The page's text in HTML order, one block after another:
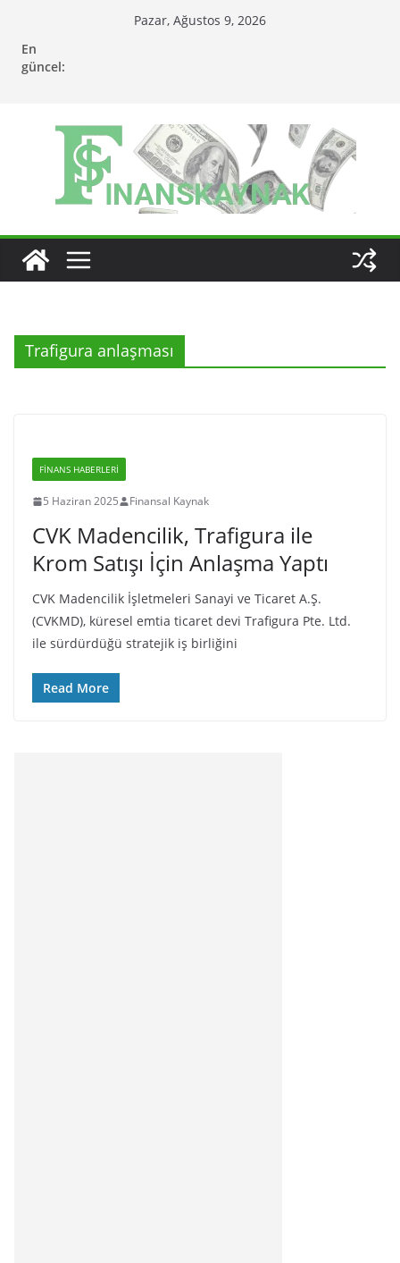
content
Pazar, Ağustos 9, 2026
En
güncel:
Trafigura anlaşması
FINANS HABERLERI
5 Haziran 2025 Finansal Kaynak
CVK Madencilik, Trafigura ile
Krom Satışı İçin Anlaşma Yaptı
CVK Madencilik İşletmeleri Sanayi ve Ticaret A.Ş.
(CVKMD), küresel emtia ticaret devi Trafigura Pte. Ltd.
ile sürdürdüğü stratejik iş birliğini
Read More